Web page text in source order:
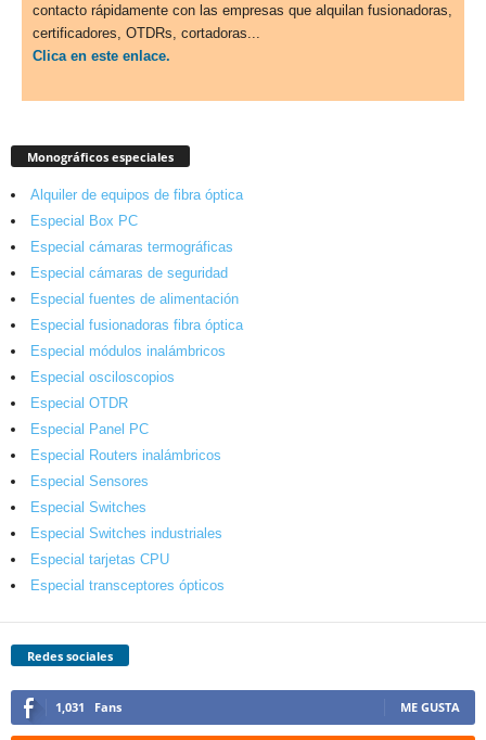
contacto rápidamente con las empresas que alquilan fusionadoras,
certificadores, OTDRs, cortadoras...
Clica en este enlace.
Monográficos especiales
Alquiler de equipos de fibra óptica
Especial Box PC
Especial cámaras termográficas
Especial cámaras de seguridad
Especial fuentes de alimentación
Especial fusionadoras fibra óptica
Especial módulos inalámbricos
Especial osciloscopios
Especial OTDR
Especial Panel PC
Especial Routers inalámbricos
Especial Sensores
Especial Switches
Especial Switches industriales
Especial tarjetas CPU
Especial transceptores ópticos
Redes sociales
1,031 Fans ME GUSTA